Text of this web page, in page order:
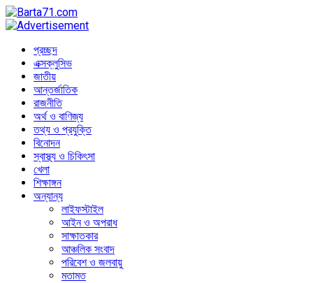
প্রচ্ছদ
এক্সক্লুসিভ
জাতীয়
আন্তর্জাতিক
রাজনীতি
অর্থ ও বাণিজ্য
তথ্য ও প্রযুক্তি
বিনোদন
স্বাস্থ্য ও চিকিৎসা
খেলা
শিক্ষাঙ্গন
অন্যান্য
লাইফস্টাইল
আইন ও অপরাধ
সাক্ষাতকার
আঞ্চলিক সংবাদ
পরিবেশ ও জলবায়ু
মতামত